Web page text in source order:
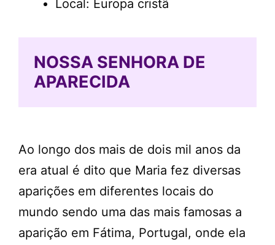
Local: Europa cristã
NOSSA SENHORA DE
APARECIDA
Ao longo dos mais de dois mil anos da
era atual é dito que Maria fez diversas
aparições em diferentes locais do
mundo sendo uma das mais famosas a
aparição em Fátima, Portugal, onde ela